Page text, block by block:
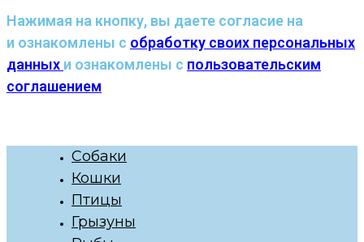
Нажимая на кнопку, вы даете согласие на
и ознакомлены с обработку своих персональных
данных и ознакомлены с пользовательским
соглашением
Собаки
Кошки
Птицы
Грызуны